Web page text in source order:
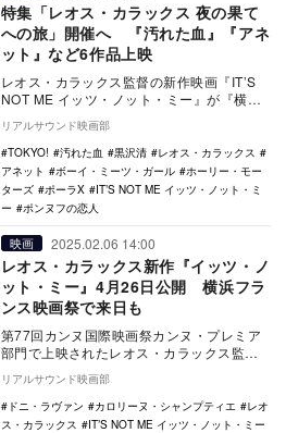
特集「レオス・カラックス 夜の果て
への旅」開催へ 『汚れた血』『アネ
ット』など6作品上映
レオス・カラックス監督の新作映画『IT’S
NOT ME イッツ・ノット・ミー』が『横浜
フランス映画祭2025』で日本プレミア上…
リアルサウンド映画部
TOKYO!
汚れた血 黒沢清
レオス・カラックス
アネット
ボーイ・ミーツ・ガール
ホーリー・モー
ターズ
ポーラX
IT’S NOT ME イッツ・ノット・ミ
ー
ポンヌフの恋人
映画 2025.02.06 14:00
レオス・カラックス新作『イッツ・ノ
ット・ミー』4月26日公開 横浜フラ
ンス映画祭で来日も
第77回カンヌ国際映画祭カンヌ・プレミア
部門で上映されたレオス・カラックス監督
の新作映画『C’est pas Moi（原題）』が…
リアルサウンド映画部
ドニ・ラヴァン
カロリーヌ・シャンプティエ
レオ
ス・カラックス
IT’S NOT ME イッツ・ノット・ミー